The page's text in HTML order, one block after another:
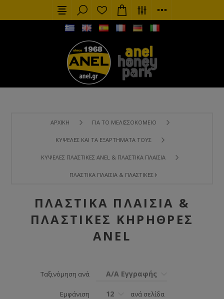
ΑΡΧΙΚΉ ΓΙΑ ΤΟ ΜΕΛΙΣΣΟΚΟΜΕΊΟ
ΚΥΨΈΛΕΣ ΚΑΙ ΤΑ ΕΞΑΡΤΉΜΑΤΑ ΤΟΥΣ
ΚΥΨΈΛΕΣ ΠΛΑΣΤΙΚΈΣ ANEL & ΠΛΑΣΤΙΚΆ ΠΛΑΊΣΙΑ
ΠΛΑΣΤΙΚΆ ΠΛΑΊΣΙΑ & ΠΛΑΣΤΙΚΈΣ ΚΗΡΉΘΡΕΣ ANEL
ΠΛΑΣΤΙΚΆ ΠΛΑΊΣΙΑ &
ΠΛΑΣΤΙΚΈΣ ΚΗΡΉΘΡΕΣ
ANEL
Ταξινόμηση ανά Α/Α Εγγραφής
Εμφάνιση 12 ανά σελίδα